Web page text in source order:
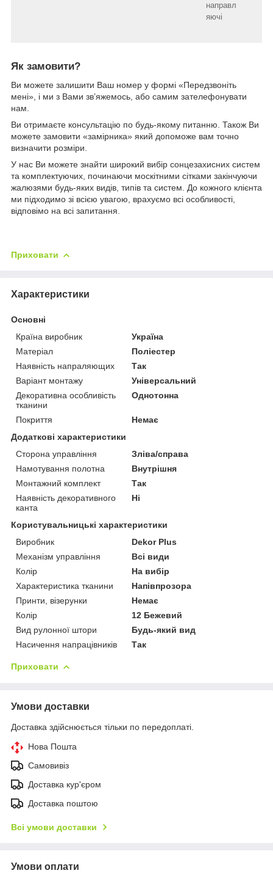
направл
яючі
Як замовити?
Ви можете залишити Ваш номер у формі «Передзвоніть
мені», і ми з Вами зв’яжемось, або самим зателефонувати
нам.
Ви отримаєте консультацію по будь-якому питанню. Також Ви
можете замовити «замірника» який допоможе вам точно
визначити розміри.
У нас Ви можете знайти широкий вибір сонцезахисних систем
та комплектуючих, починаючи москітними сітками закінчуючи
жалюзями будь-яких видів, типів та систем. До кожного клієнта
ми підходимо зі всією увагою, врахуємо всі особливості,
відповімо на всі запитання.
Приховати
Характеристики
Основні
Країна виробник
Україна
Матеріал
Поліестер
Наявність напраляющих
Так
Варіант монтажу
Універсальний
Декоративна особливість
тканини
Однотонна
Покриття
Немає
Додаткові характеристики
Сторона управління
Зліва/справа
Намотування полотна
Внутрішня
Монтажний комплект
Так
Наявність декоративного
канта
Ні
Користувальницькі характеристики
Виробник
Dekor Plus
Механізм управління
Всі види
Колір
На вибір
Характеристика тканини
Напівпрозора
Принти, візерунки
Немає
Колір
12 Бежевий
Вид рулонної штори
Будь-який вид
Насичення напрацівників
Так
Приховати
Умови доставки
Доставка здійснюється тільки по передоплаті.
Нова Пошта
Самовивіз
Доставка кур'єром
Доставка поштою
Всі умови доставки
Умови оплати